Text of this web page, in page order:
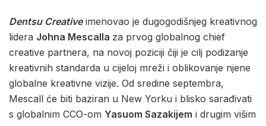
Dentsu Creativeimenovao je dugogodišnjeg kreativnog
lidera Johna Mescalla za prvog globalnog chief
creative partnera, na novoj poziciji čiji je cilj podizanje
kreativnih standarda u cijeloj mreži i oblikovanje njene
globalne kreativne vizije. Od sredine septembra,
Mescall će biti baziran u New Yorku i blisko sarađivati
s globalnim CCO-om Yasuom Sazakijem i drugim višim